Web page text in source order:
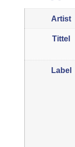
Artist
Tittel
Label